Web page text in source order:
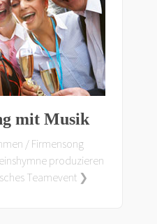
mit Musik
/ Firmensong
produzieren
Teamevent ❯